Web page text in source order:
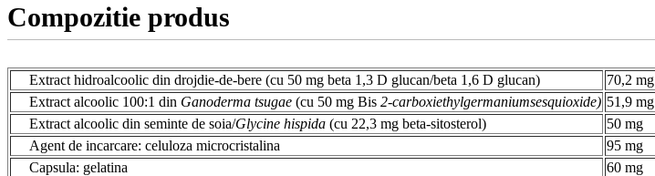
Compozitie produs
Extract hidroalcoolic din drojdie-de-bere (cu 50 mg beta 1,3 D glucan/beta 1,6 D glucan)
70,2 mg
Extract alcoolic 100:1 din Ganoderma tsugae (cu 50 mg Bis 2-carboxiethylgermaniumsesquioxide) 51,9 mg
Extract alcoolic din seminte de soia/Glycine hispida (cu 22,3 mg beta-sitosterol)
50 mg
Agent de incarcare: celuloza microcristalina
95 mg
Capsula: gelatina
60 mg